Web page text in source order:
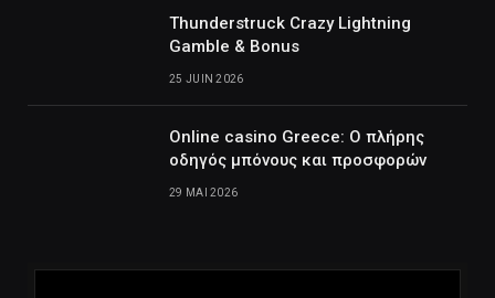
Thunderstruck Crazy Lightning
Gamble & Bonus
25 JUIN 2026
Online casino Greece: Ο πλήρης
οδηγός μπόνους και προσφορών
29 MAI 2026